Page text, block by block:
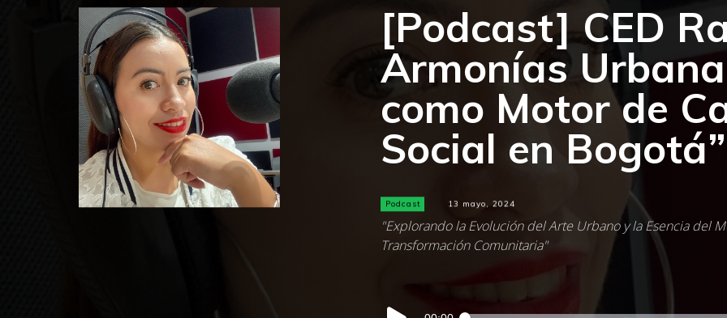
[Podcast] CED
Armonías
como Motor de
Social en Bogotá”
Podcast 13 mayo, 2024
"Explorando la Evolución del Arte Urbano y la Esencia del
Transformación Comunitaria"
Reproductor